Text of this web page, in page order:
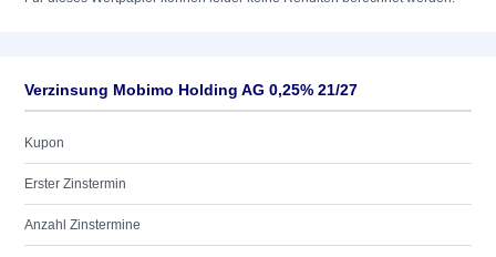
Verzinsung Mobimo Holding AG 0,25% 21/27
Kupon
Erster Zinstermin
Anzahl Zinstermine